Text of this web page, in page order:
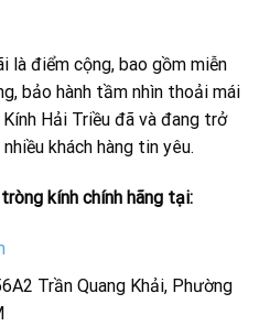
là điểm cộng, bao gồm miễn
bảo hành tầm nhìn thoải mái
Hải Triều đã và đang trở
khách hàng tin yêu.
kính chính hãng tại:
Trần Quang Khải, Phường